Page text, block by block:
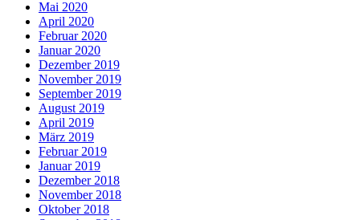
Mai 2020
April 2020
Februar 2020
Januar 2020
Dezember 2019
November 2019
September 2019
August 2019
April 2019
März 2019
Februar 2019
Januar 2019
Dezember 2018
November 2018
Oktober 2018